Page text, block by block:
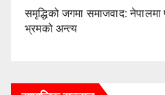
समृद्धिको जगमा समाजवाद: नेपालमा
भ्रमको अन्त्य